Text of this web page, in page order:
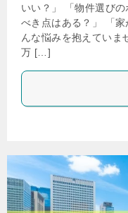
いい？」 「物件選び
べき点はある？」 「
んな悩みを抱えていま
万 […]